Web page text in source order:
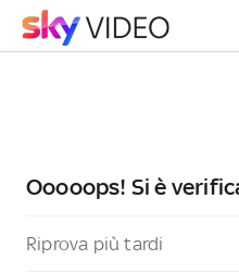
Ooooops! Si è
Riprova più tardi